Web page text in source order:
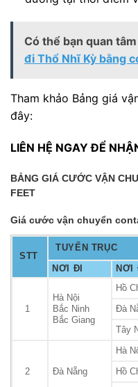
Có thể bạn quan tâm
đi Thổ Nhĩ Kỳ bằng
Tham khảo Bảng giá
đây:
LIÊN HỆ NGAY ĐỂ
BẢNG GIÁ CƯỚC VẬN
FEET
Giá cước vận chuyển
STT
TUYẾN TRỤC
NƠI ĐI NƠI
1
Hà Nội
Bắc Ninh
Bắc Giang
Hồ
Đà
Tây
2 Đà Nẵng
Hà
Hồ